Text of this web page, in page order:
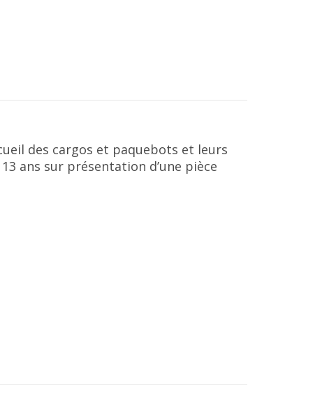
des cargos et paquebots et leurs
ans sur présentation d’une pièce